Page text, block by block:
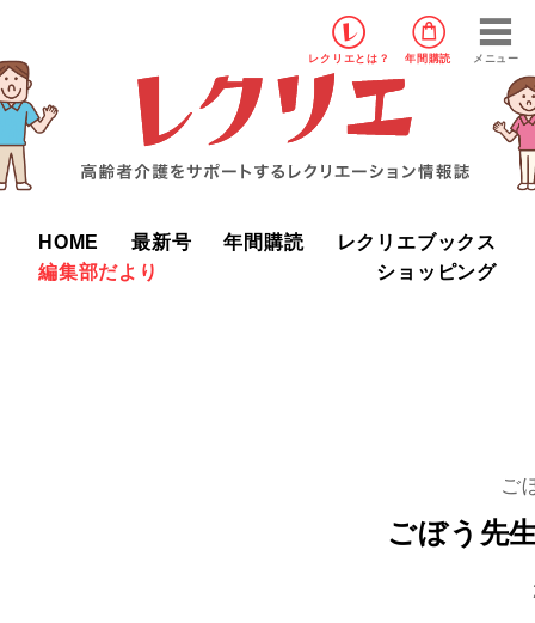
レクリエ とは？ 年間購読 メニュー
HOME 最新号 年間購読
レクリエブックス
編集部だより
ショッピング
ご
ごぼう先